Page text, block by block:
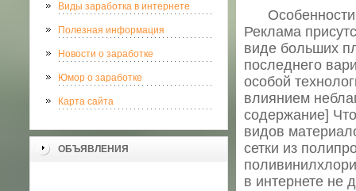
Виды заработка в интернете
Полезная информация
Новости о заработке
Юмор о заработке
Карта сайта
ОБЪЯВЛЕНИЯ
Особенности
Реклама
виде больших
последнего
особой
влиянием
содержание]
видов
сетки из
в интернете не